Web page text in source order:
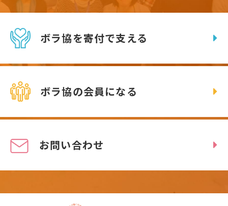
ボラ協を寄付で支える
ボラ協の会員になる
お問い合わせ